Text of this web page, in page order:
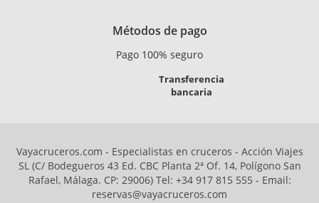
Métodos de pago
Pago 100% seguro
Transferencia
bancaria
Vayacruceros.com - Especialistas en cruceros - Acción Viajes
SL (C/ Bodegueros 43 Ed. CBC Planta 2ª Of. 14, Polígono San
Rafael, Málaga. CP: 29006) Tel: +34 917 815 555 - Email:
reservas@vayacruceros.com